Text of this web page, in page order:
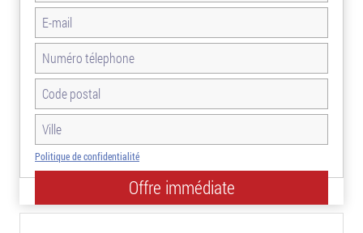
Politique de confidentialité